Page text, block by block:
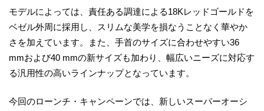
モデルによっては、責任ある調達による18Kレッドゴールドを
ベゼル外周に採用し、スリムな美学を損なうことなく華やか
さを加えています。また、手首のサイズに合わせやすい36
mmおよび40 mmの新サイズも加わり、幅広いニーズに対応す
る汎用性の高いラインナップとなっています。
今回のローンチ・キャンペーンでは、新しいスーパーオーシ